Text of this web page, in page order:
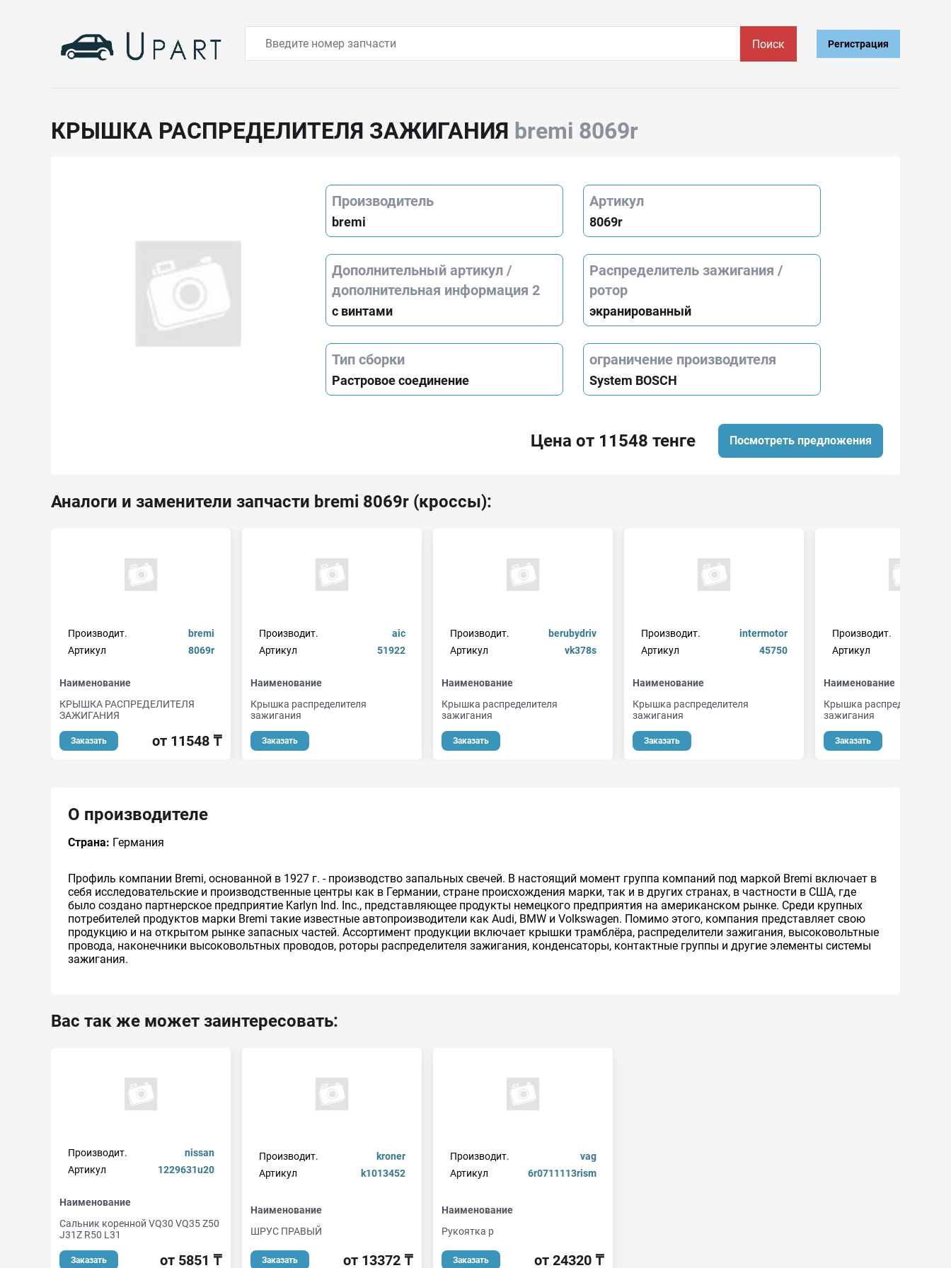
Поиск Регистрация
КРЫШКА РАСПРЕДЕЛИТЕЛЯ ЗАЖИГАНИЯ bremi 8069r
Производитель
bremi
Артикул
8069r
Дополнительный артикул /
дополнительная информация 2
с винтами
Распределитель зажигания /
ротор
экранированный
Тип сборки
Растровое соединение
ограничение производителя
System BOSCH
Цена от 11548 тенге Посмотреть предложения
Аналоги и заменители запчасти bremi 8069r (кроссы):
Производит.
bremi
Артикул
8069r
Наименование
КРЫШКА РАСПРЕДЕЛИТЕЛЯ
ЗАЖИГАНИЯ
Заказать от 11548 ₸
Производит.
aic
Артикул
51922
Наименование
Крышка распределителя
зажигания
Заказать
Производит.
berubydriv
Артикул
vk378s
Наименование
Крышка распределителя
зажигания
Заказать
Производит.
intermotor
Артикул
45750
Наименование
Крышка распределителя
зажигания
Заказать
Производит.
Артикул
Наименование
Крышка распределителя
зажигания
Заказать
О производителе
Страна: Германия
Профиль компании Bremi, основанной в 1927 г. - производство запальных свечей. В настоящий момент группа компаний под маркой Bremi включает в
себя исследовательские и производственные центры как в Германии, стране происхождения марки, так и в других странах, в частности в США, где
было создано партнерское предприятие Karlyn Ind. Inc., представляющее продукты немецкого предприятия на американском рынке. Среди крупных
потребителей продуктов марки Bremi такие известные автопроизводители как Audi, BMW и Volkswagen. Помимо этого, компания представляет свою
продукцию и на открытом рынке запасных частей. Ассортимент продукции включает крышки трамблёра, распределители зажигания, высоковольтные
провода, наконечники высоковольтных проводов, роторы распределителя зажигания, конденсаторы, контактные группы и другие элементы системы
зажигания.
Вас так же может заинтересовать:
Производит.
nissan
Артикул
1229631u20
Наименование
Сальник коренной VQ30 VQ35 Z50
J31Z R50 L31
Заказать от 5851 ₸
Производит.
kroner
Артикул
k1013452
Наименование
ШРУС ПРАВЫЙ
Заказать от 13372 ₸
Производит.
vag
Артикул
6r0711113rism
Наименование
Pукоятка р
Заказать от 24320 ₸